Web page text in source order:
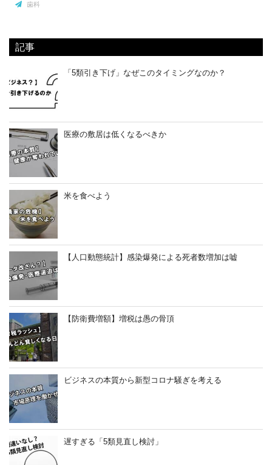
歯科
記事
「5類引き下げ」なぜこのタイミングなのか？
医療の敷居は低くなるべきか
米を食べよう
【人口動態統計】感染爆発による死者数増加は嘘
【防衛費増額】増税は愚の骨頂
ビジネスの本質から新型コロナ騒ぎを考える
遅すぎる「5類見直し検討」